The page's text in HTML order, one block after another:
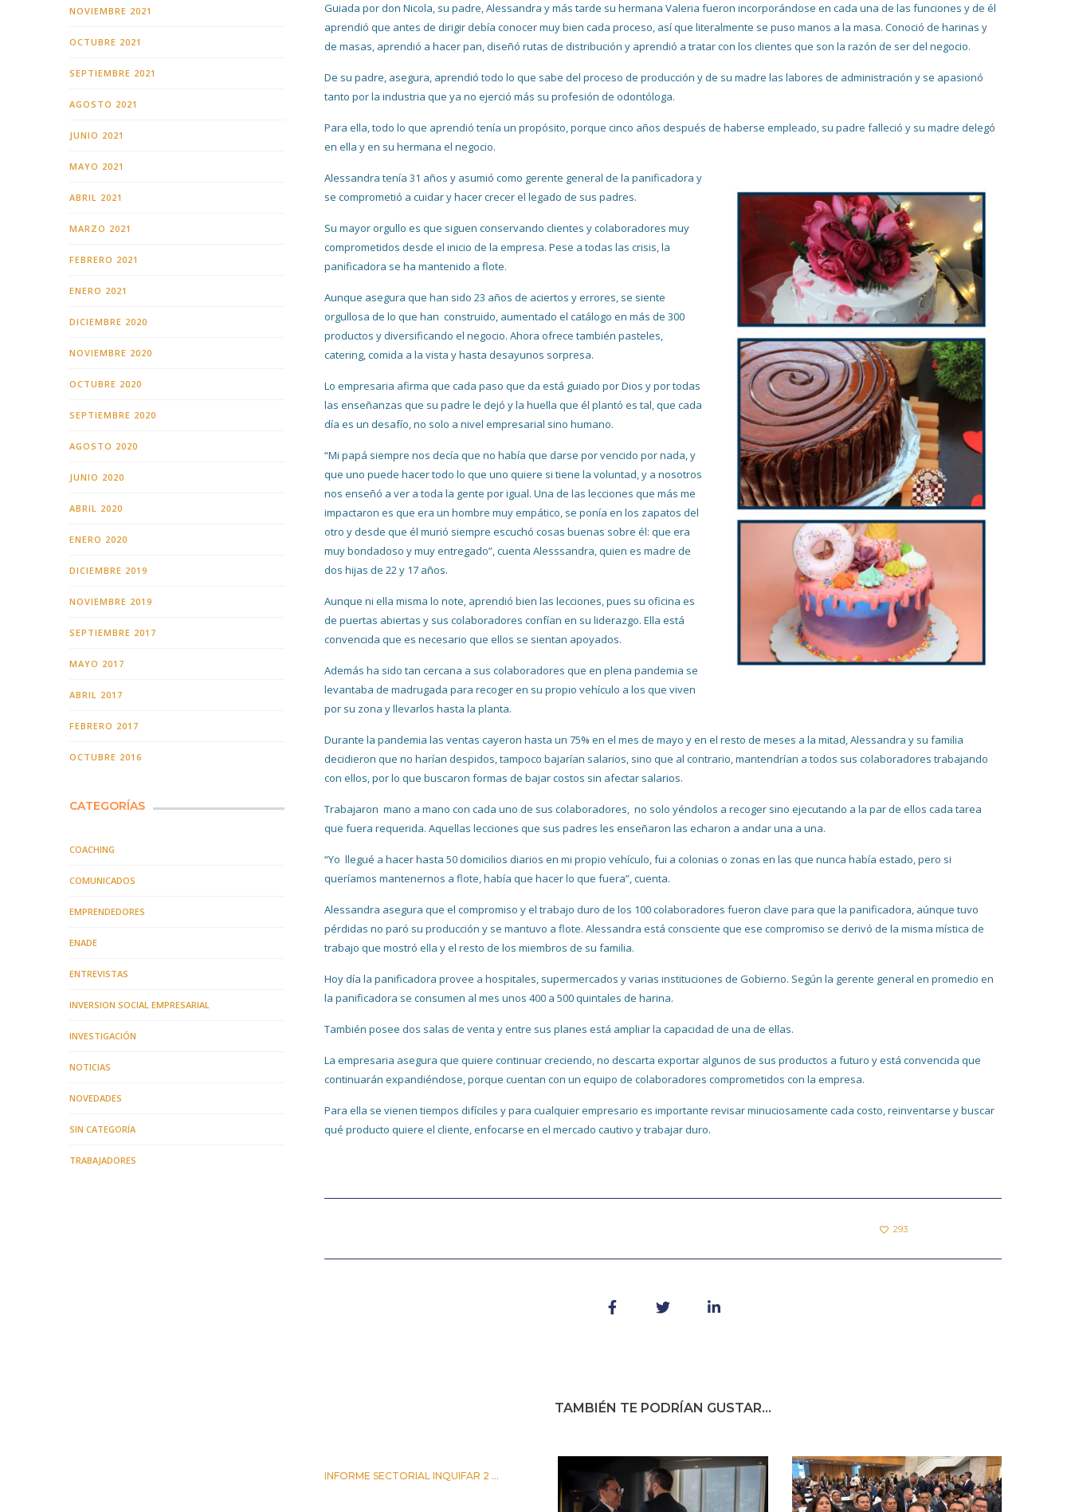
Guiada por don Nicola, su padre, Alessandra y más tarde su hermana Valeria fueron incorporándose en cada una de las funciones y de él
aprendió que antes de dirigir debía conocer muy bien cada proceso, así que literalmente se puso manos a la masa. Conoció de harinas y
de masas, aprendió a hacer pan, diseñó rutas de distribución y aprendió a tratar con los clientes que son la razón de ser del negocio.
De su padre, asegura, aprendió todo lo que sabe del proceso de producción y de su madre las labores de administración y se apasionó
tanto por la industria que ya no ejerció más su profesión de odontóloga.
Para ella, todo lo que aprendió tenía un propósito, porque cinco años después de haberse empleado, su padre falleció y su madre delegó
en ella y en su hermana el negocio.
Alessandra tenía 31 años y asumió como gerente general de la panificadora y
se comprometió a cuidar y hacer crecer el legado de sus padres.
Su mayor orgullo es que siguen conservando clientes y colaboradores muy
comprometidos desde el inicio de la empresa. Pese a todas las crisis, la
panificadora se ha mantenido a flote.
Aunque asegura que han sido 23 años de aciertos y errores, se siente
orgullosa de lo que han construido, aumentado el catálogo en más de 300
productos y diversificando el negocio. Ahora ofrece también pasteles,
catering, comida a la vista y hasta desayunos sorpresa.
Lo empresaria afirma que cada paso que da está guiado por Dios y por todas
las enseñanzas que su padre le dejó y la huella que él plantó es tal, que cada
día es un desafío, no solo a nivel empresarial sino humano.
“Mi papá siempre nos decía que no había que darse por vencido por nada, y
que uno puede hacer todo lo que uno quiere si tiene la voluntad, y a nosotros
nos enseñó a ver a toda la gente por igual. Una de las lecciones que más me
impactaron es que era un hombre muy empático, se ponía en los zapatos del
otro y desde que él murió siempre escuchó cosas buenas sobre él: que era
muy bondadoso y muy entregado”, cuenta Alesssandra, quien es madre de
dos hijas de 22 y 17 años.
Aunque ni ella misma lo note, aprendió bien las lecciones, pues su oficina es
de puertas abiertas y sus colaboradores confían en su liderazgo. Ella está
convencida que es necesario que ellos se sientan apoyados.
Además ha sido tan cercana a sus colaboradores que en plena pandemia se
levantaba de madrugada para recoger en su propio vehículo a los que viven
por su zona y llevarlos hasta la planta.
Durante la pandemia las ventas cayeron hasta un 75% en el mes de mayo y en el resto de meses a la mitad, Alessandra y su familia
decidieron que no harían despidos, tampoco bajarían salarios, sino que al contrario, mantendrían a todos sus colaboradores trabajando
con ellos, por lo que buscaron formas de bajar costos sin afectar salarios.
Trabajaron mano a mano con cada uno de sus colaboradores, no solo yéndolos a recoger sino ejecutando a la par de ellos cada tarea
que fuera requerida. Aquellas lecciones que sus padres les enseñaron las echaron a andar una a una.
“Yo llegué a hacer hasta 50 domicilios diarios en mi propio vehículo, fui a colonias o zonas en las que nunca había estado, pero si
queríamos mantenernos a flote, había que hacer lo que fuera”, cuenta.
Alessandra asegura que el compromiso y el trabajo duro de los 100 colaboradores fueron clave para que la panificadora, aúnque tuvo
pérdidas no paró su producción y se mantuvo a flote. Alessandra está consciente que ese compromiso se derivó de la misma mística de
trabajo que mostró ella y el resto de los miembros de su familia.
Hoy día la panificadora provee a hospitales, supermercados y varias instituciones de Gobierno. Según la gerente general en promedio en
la panificadora se consumen al mes unos 400 a 500 quintales de harina.
También posee dos salas de venta y entre sus planes está ampliar la capacidad de una de ellas.
La empresaria asegura que quiere continuar creciendo, no descarta exportar algunos de sus productos a futuro y está convencida que
continuarán expandiéndose, porque cuentan con un equipo de colaboradores comprometidos con la empresa.
Para ella se vienen tiempos difíciles y para cualquier empresario es importante revisar minuciosamente cada costo, reinventarse y buscar
qué producto quiere el cliente, enfocarse en el mercado cautivo y trabajar duro.
293
TAMBIÉN TE PODRÍAN GUSTAR...
INFORME SECTORIAL INQUIFAR 2 ...
NOVIEMBRE 2021
OCTUBRE 2021
SEPTIEMBRE 2021
AGOSTO 2021
JUNIO 2021
MAYO 2021
ABRIL 2021
MARZO 2021
FEBRERO 2021
ENERO 2021
DICIEMBRE 2020
NOVIEMBRE 2020
OCTUBRE 2020
SEPTIEMBRE 2020
AGOSTO 2020
JUNIO 2020
ABRIL 2020
ENERO 2020
DICIEMBRE 2019
NOVIEMBRE 2019
SEPTIEMBRE 2017
MAYO 2017
ABRIL 2017
FEBRERO 2017
OCTUBRE 2016
CATEGORÍAS
COACHING
COMUNICADOS
EMPRENDEDORES
ENADE
ENTREVISTAS
INVERSION SOCIAL EMPRESARIAL
INVESTIGACIÓN
NOTICIAS
NOVEDADES
SIN CATEGORÍA
TRABAJADORES